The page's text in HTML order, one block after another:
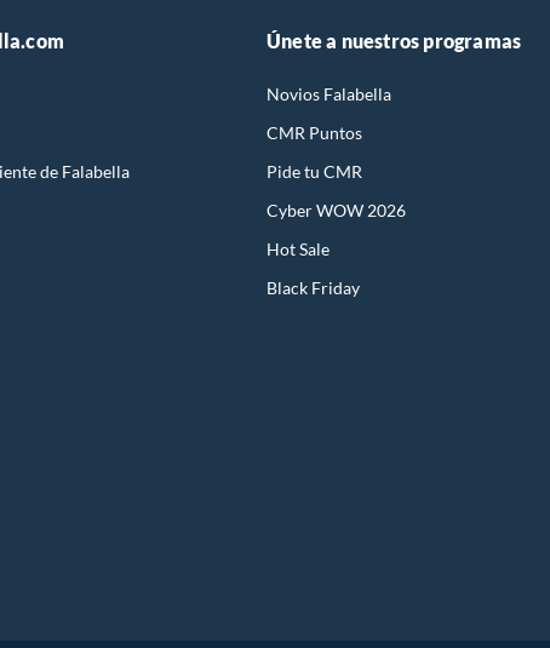
de Falabella
Únete a nuestros programas
Novios Falabella
CMR Puntos
Pide tu CMR
Cyber WOW 2026
Hot Sale
Black Friday